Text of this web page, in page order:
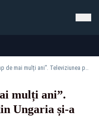
„Am mințit timp de mai mulți ani”. Televiziunea publică din Ungaria și-a oprit știrile și și-a cerut scuze
mulți ani”.
Ungaria și-a